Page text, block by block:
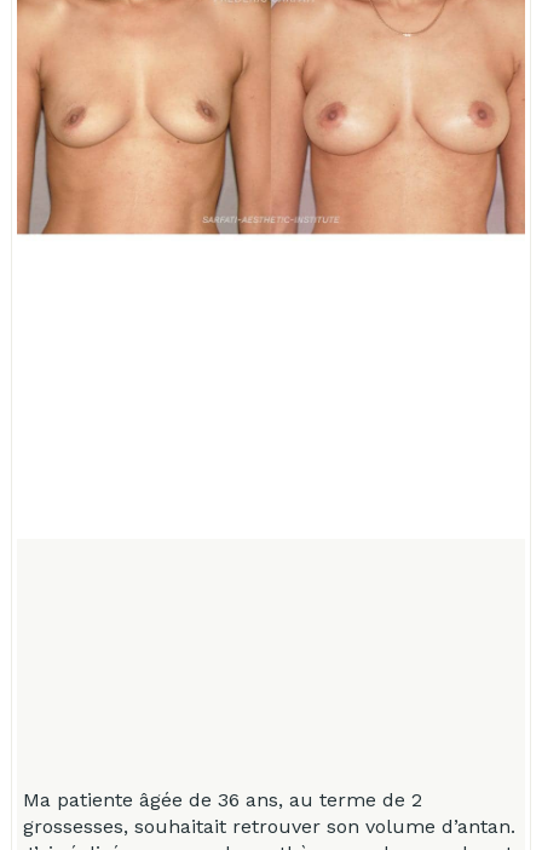
Ma patiente âgée de 36 ans, au terme de 2
grossesses, souhaitait retrouver son volume d’antan.